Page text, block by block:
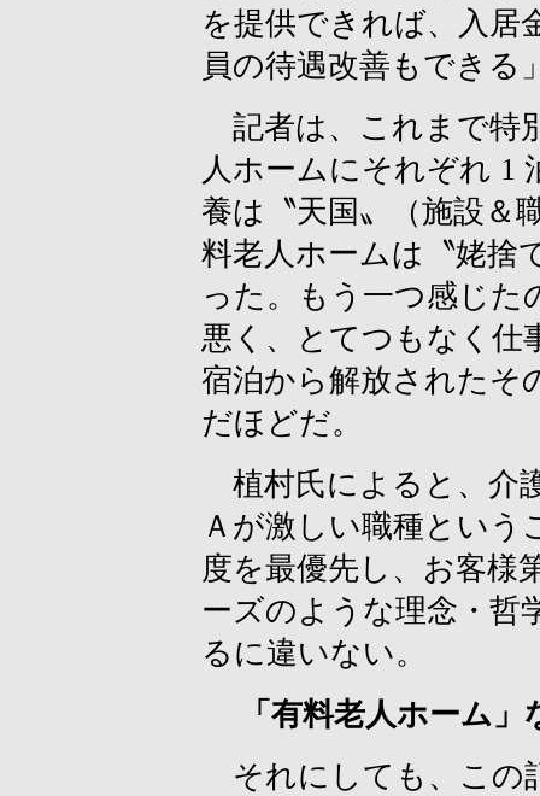
を提供できれば、入居
員の待遇改善もできる
記者は、これまで特
人ホームにそれぞれ 1
養は〝天国〟（施設＆
料老人ホームは〝姥捨
った。もう一つ感じた
悪く、とてつもなく仕
宿泊から解放されたそ
だほどだ。
植村氏によると、介
Ａが激しい職種という
度を最優先し、お客様
ーズのような理念・哲
るに違いない。
「有料老人ホーム
それにしても、この